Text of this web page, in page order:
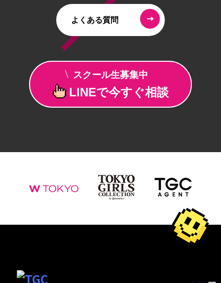
よくある質問
スクール生募集中
LINEで今すぐ相談